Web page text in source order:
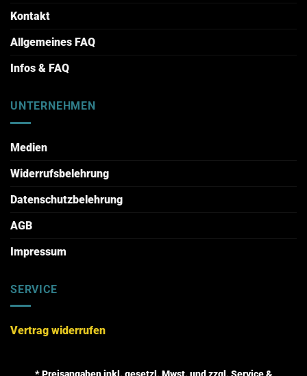
Kontakt
Allgemeines FAQ
Infos & FAQ
UNTERNEHMEN
Medien
Widerrufsbelehrung
Datenschutzbelehrung
AGB
Impressum
SERVICE
Vertrag widerrufen